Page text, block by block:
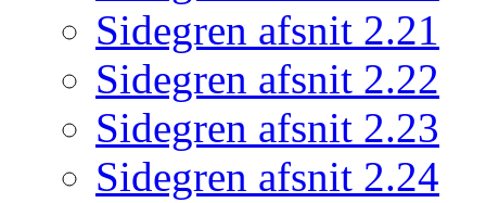
Sidegren afsnit 2.21
Sidegren afsnit 2.22
Sidegren afsnit 2.23
Sidegren afsnit 2.24